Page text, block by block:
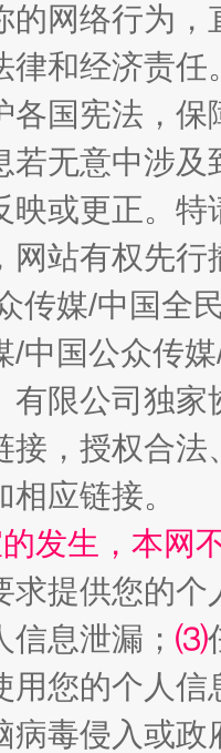
上场
规模
的网络行为
律和经济责
各国宪法，
若无意中涉
映或更正。
网站有权先
传媒/中国全
/中国公众传
有限公司独
接，授权合
应链接。
发生，本网
求提供您的个
息泄漏； ⑶
用您的个人
病毒侵入或